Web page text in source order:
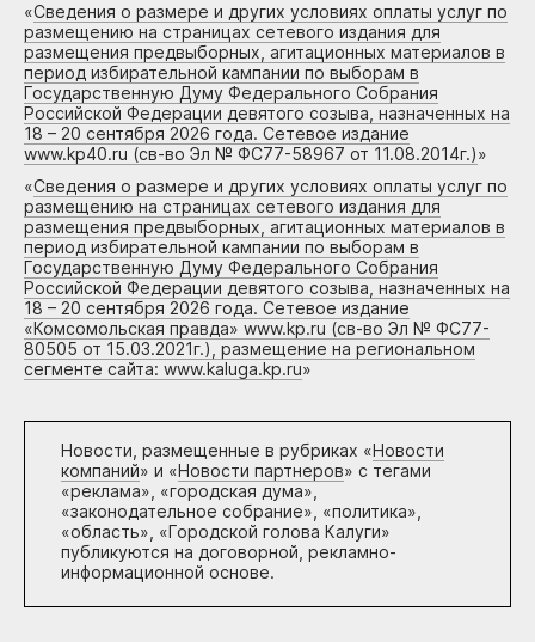
«Сведения о размере и других условиях оплаты услуг по
размещению на страницах сетевого издания для
размещения предвыборных, агитационных материалов в
период избирательной кампании по выборам в
Государственную Думу Федерального Собрания
Российской Федерации девятого созыва, назначенных на
18 – 20 сентября 2026 года. Сетевое издание
www.kp40.ru (св-во Эл № ФС77-58967 от 11.08.2014г.)»
«Сведения о размере и других условиях оплаты услуг по
размещению на страницах сетевого издания для
размещения предвыборных, агитационных материалов в
период избирательной кампании по выборам в
Государственную Думу Федерального Собрания
Российской Федерации девятого созыва, назначенных на
18 – 20 сентября 2026 года. Сетевое издание
«Комсомольская правда» www.kp.ru (св-во Эл № ФС77-
80505 от 15.03.2021г.), размещение на региональном
сегменте сайта: www.kaluga.kp.ru»
Новости, размещенные в рубриках «Новости
компаний» и «Новости партнеров» с тегами
«реклама», «городская дума»,
«законодательное собрание», «политика»,
«область», «Городской голова Калуги»
публикуются на договорной, рекламно-
информационной основе.